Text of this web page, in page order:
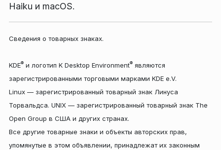
Haiku и macOS.
Сведения о товарных знаках.
KDE® и логотип K Desktop Environment® являются
зарегистрированными торговыми марками KDE e.V.
Linux — зарегистрированный товарный знак Линуса
Торвальдса. UNIX — зарегистрированный товарный знак The
Open Group в США и других странах.
Все другие товарные знаки и объекты авторских прав,
упомянутые в этом объявлении, принадлежат их законным